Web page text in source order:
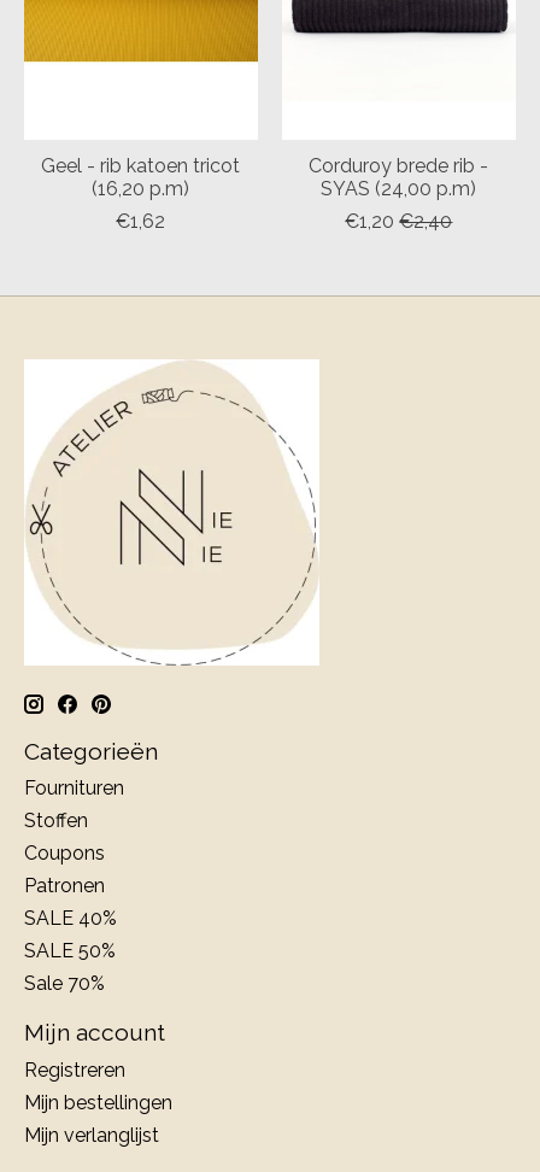
Geel - rib katoen tricot
(16,20 p.m)
€1,62
Corduroy brede rib -
SYAS (24,00 p.m)
€1,20 €2,40
Categorieën
Fournituren
Stoffen
Coupons
Patronen
SALE 40%
SALE 50%
Sale 70%
Mijn account
Registreren
Mijn bestellingen
Mijn verlanglijst